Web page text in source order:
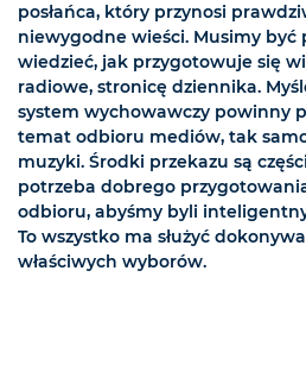
posłańca, który przynosi
niewygodne wieści. Musimy być
wiedzieć, jak przygotowuje się
radiowe, stronicę dziennika.
system wychowawczy powinny
temat odbioru mediów, tak
muzyki. Środki przekazu są
potrzeba dobrego
odbioru, abyśmy byli
To wszystko ma służyć
właściwych wyborów.